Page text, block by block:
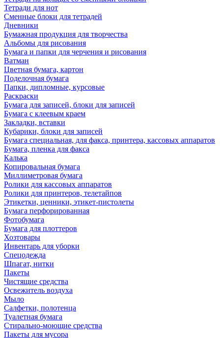
Тетради для нот
Сменные блоки для тетрадей
Дневники
Бумажная продукция для творчества
Альбомы для рисования
Бумага и папки для черчения и рисования
Ватман
Цветная бумага, картон
Поделочная бумага
Папки, дипломные, курсовые
Раскраски
Бумага для записей, блоки для записей
Бумага с клеевым краем
Закладки, вставки
Кубарики, блоки для записей
Бумага специальная, для факса, принтера, кассовых аппаратов
Бумага, пленка для факса
Калька
Копировальная бумага
Миллиметровая бумага
Ролики для кассовых аппаратов
Ролики для принтеров, телетайпов
Этикетки, ценники, этикет-пистолеты
Бумага перфорированная
Фотобумага
Бумага для плоттеров
Хозтовары
Инвентарь для уборки
Спецодежда
Шпагат, нитки
Пакеты
Чистящие средства
Освежитель воздуха
Мыло
Салфетки, полотенца
Туалетная бумага
Стирально-моющие средства
Пакеты для мусора